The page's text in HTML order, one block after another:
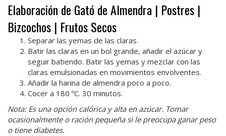
Elaboración de Gató de Almendra | Postres |
Bizcochos | Frutos Secos
Separar las yemas de las claras.
Batir las claras en un bol grande, añadir el azúcar y
seguir batiendo. Batir las yemas y mezclar con las
claras emulsionadas en movimientos envolventes.
Añadir la harina de almendra poco a poco.
Cocer a 180 ºC. 30 minutos.
Nota: Es una opción calórica y alta en azúcar. Tomar
ocasionalmente o ración pequeña si le preocupa ganar peso
o tiene diabetes.